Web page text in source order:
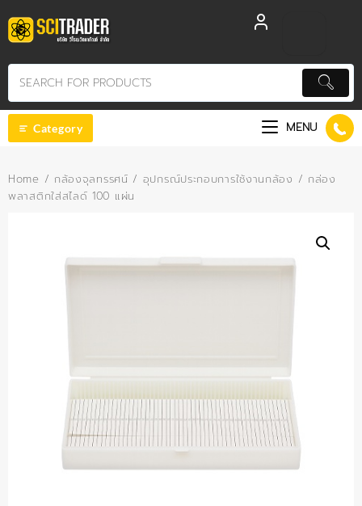
to
content
Category MENU
Home / กล้องจุลทรรศน์ / อุปกรณ์ประกอบการใช้งานกล้อง / กล่อง
พลาสติกใส่สไลด์ 100 แผ่น